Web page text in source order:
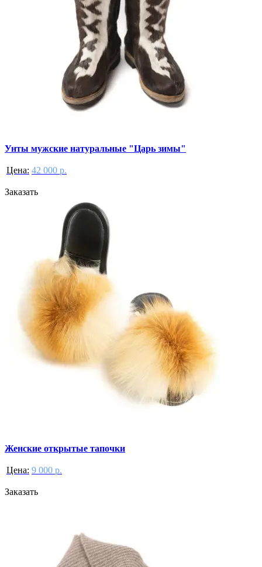
Унты мужские натуральные "Царь зимы"
Цена: 42 000 р.
Заказать
Женские открытые тапочки
Цена: 9 000 р.
Заказать